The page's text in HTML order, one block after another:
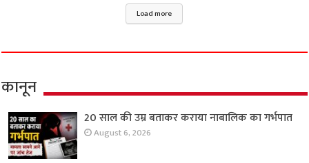
Load more
कानून
20 साल की उम्र बताकर कराया नाबालिक का गर्भपात
August 6, 2026